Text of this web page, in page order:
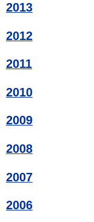
2013
2012
2011
2010
2009
2008
2007
2006